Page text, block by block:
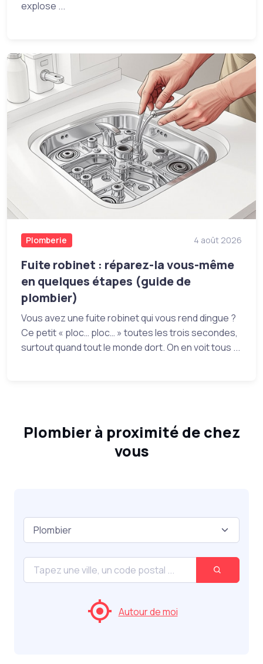
explose ...
Plomberie 4 août 2026
Fuite robinet : réparez-la vous-même
en quelques étapes (guide de
plombier)
Vous avez une fuite robinet qui vous rend dingue ?
Ce petit « ploc… ploc… » toutes les trois secondes,
surtout quand tout le monde dort. On en voit tous ...
Plombier à proximité de chez
vous
Autour de moi